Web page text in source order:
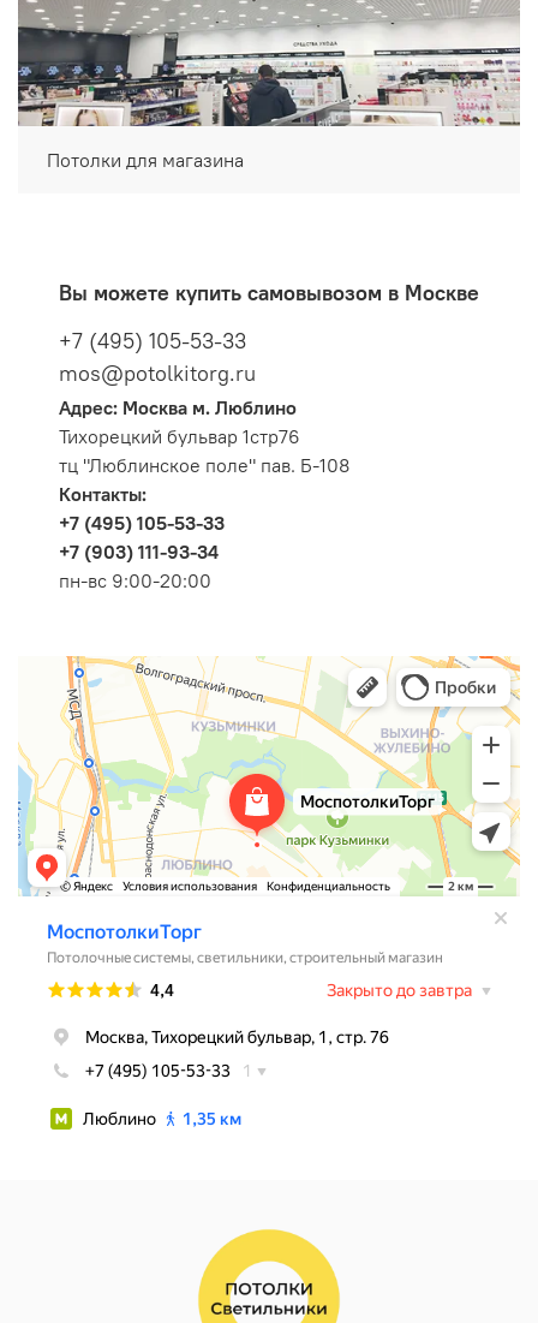
Потолки для магазина
Вы можете купить самовывозом в Москве
+7 (495) 105-53-33
mos@potolkitorg.ru
Адрес: Москва м. Люблино
Тихорецкий бульвар 1стр76
тц "Люблинское поле" пав. Б-108
Контакты:
+7 (495) 105-53-33
+7 (903) 111-93-34
пн-вс 9:00-20:00